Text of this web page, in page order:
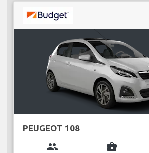
PEUGEOT 108
group business_center